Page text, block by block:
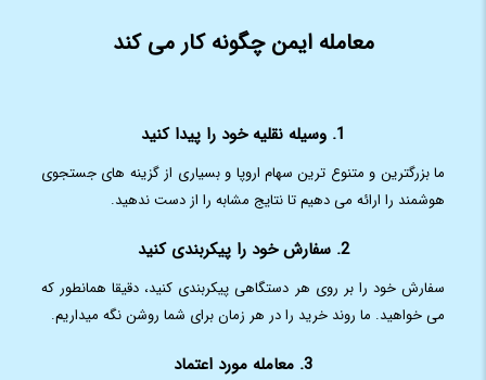
معامله ایمن چگونه کار می کند
1. وسیله نقلیه خود را پیدا کنید
ما بزرگترین و متنوع ترین سهام اروپا و بسیاری از گزینه های جستجوی
هوشمند را ارائه می دهیم تا نتایج مشابه را از دست ندهید.
2. سفارش خود را پیکربندی کنید
سفارش خود را بر روی هر دستگاهی پیکربندی کنید، دقیقا همانطور که
می خواهید. ما روند خرید را در هر زمان برای شما روشن نگه میداریم.
3. معامله مورد اعتماد